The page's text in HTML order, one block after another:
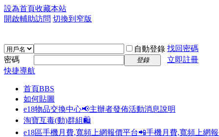
設為首頁收藏本站
開啟輔助訪問 切換到窄版
自動登錄 找回密碼
密碼
登錄
立即註冊
快捷導航
首頁BBS
如何貼圖
e18物品交換中心📢主辦者發佈活動消息說明
淘寶互毒(動)群組🛍️
e18區手機月費,寬頻上網報價平台📲手機月費,寬頻上網